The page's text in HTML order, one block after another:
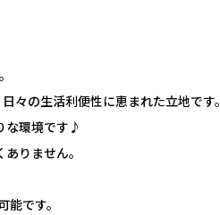
々の生活利便性に恵まれた立地です。
な環境です♪
りません。
です。